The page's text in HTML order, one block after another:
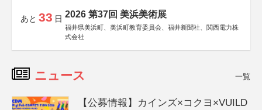
あと 33 日 2026 第37回 美浜美術展
福井県美浜町、美浜町教育委員会、福井新聞社、関西電力株
式会社
ニュース 一覧
【公募情報】カインズ×コクヨ×VUILD